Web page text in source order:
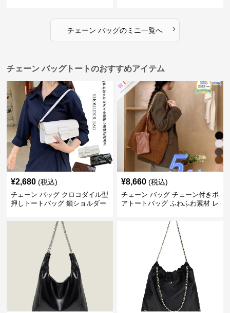
チェーン バッグのミニ一覧へ ›
チェーン バッグトートのおすすめアイテム
¥2,680 (税込)
チェーン バッグ クロコダイル型
押しトートバッグ 鎖ショルダー
¥8,660 (税込)
チェーン バッグ チェーン付きボ
アトートバッグ ふわふわ素材 レ